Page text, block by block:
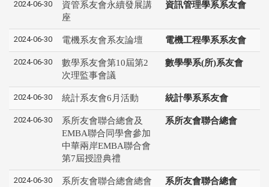
2024-06-30
資管系友會永續發展講
座
資訊管理學系系友會
2024-06-30 電機系友會系友論壇 電機工程學系系友會
2024-06-30
數學系友會第10屆第2
次理監事會議
數學學系(所)系友會
2024-06-30 統計系友會6月活動 統計學系系友會
2024-06-30
系所友會聯合總會及
EMBA聯合同學會參加
中華兩岸EMBA聯合會
第7屆授證典禮
系所友會聯合總會
2024-06-30
系所友會聯合總會總會
系所友會聯合總會